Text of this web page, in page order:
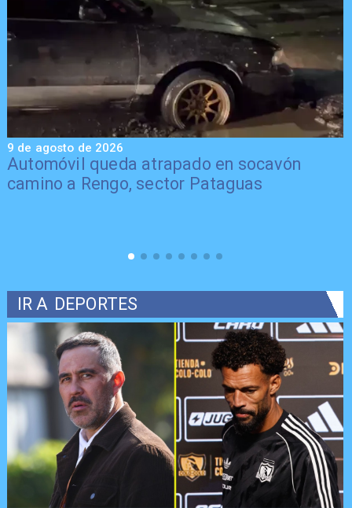
Automóvil queda atrapado en socavón
camino a Rengo, sector Pataguas
9 de agosto de 2026
IR A DEPORTES